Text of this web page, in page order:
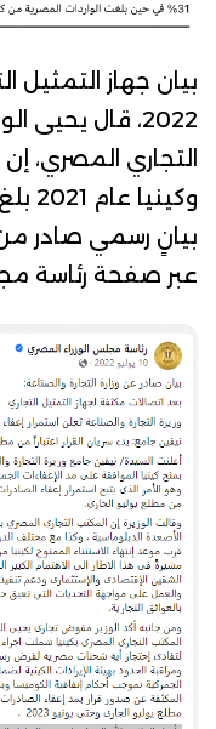
بيان جهاز التمثيل
2022، قال يحيى
التجاري المصري،
وكينيا عام 2021 بلغ 666 مليون دولارًا، وذلك خِلال
بيانٍ رسمي صادر من
عبر صفحة رئاسة